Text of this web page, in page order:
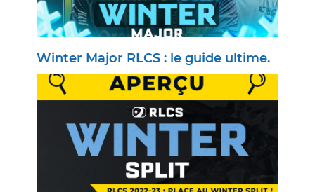
Winter Major RLCS : le guide ultime.